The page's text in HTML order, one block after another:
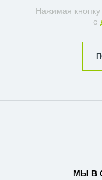
Нажимая
с
МЫ В